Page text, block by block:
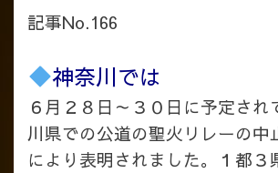
記事No.166
神奈川では
６月２８日～３０日に予定され
川県での公道の聖火リレーの中
により表明されました。１都３